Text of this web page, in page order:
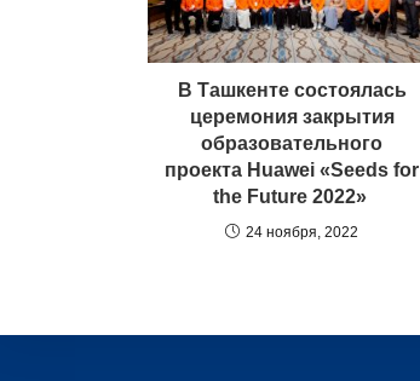
В Ташкенте состоялась
церемония закрытия
образовательного
проекта Huawei «Seeds for
the Future 2022»
24 ноября, 2022